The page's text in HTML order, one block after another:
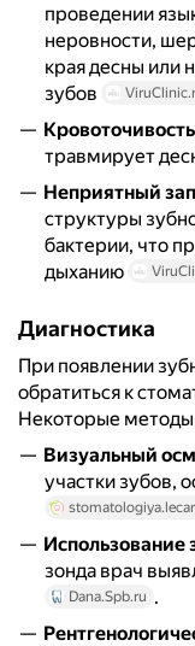
проведении
неровности,
края десны или
зубов
травмирует
Неприятный
структуры
бактерии, что
дыханию
Диагностика
При появлении
обратиться к
Некоторые методы
Визуальный
участки зубов,
Использование
зонда врач
Dana.Spb.ru .